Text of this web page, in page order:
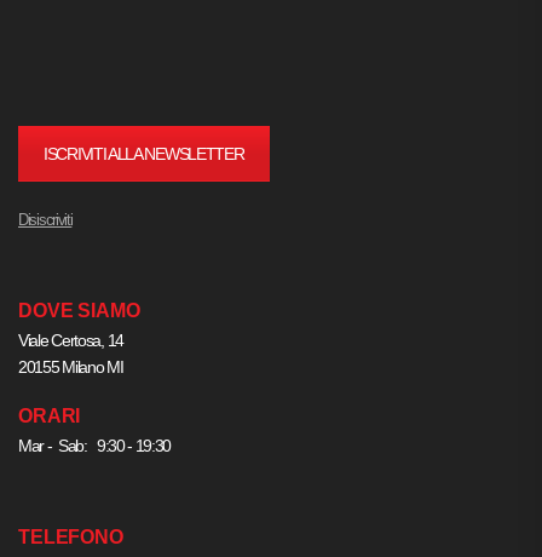
ISCRIVITI ALLA NEWSLETTER
Disiscriviti
DOVE SIAMO
Viale Certosa, 14
20155 Milano MI
ORARI
Mar - Sab: 9:30 - 19:30
TELEFONO